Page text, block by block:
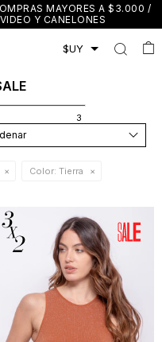
MAYORES A $3.000 /
Y CANELONES
Recomendados
Color: Tierra